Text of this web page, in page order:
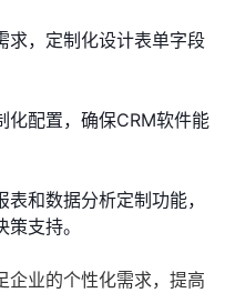
求，定制化设计表单字段
化配置，确保CRM软件能
表和数据分析定制功能，
支持。
企业的个性化需求，提高